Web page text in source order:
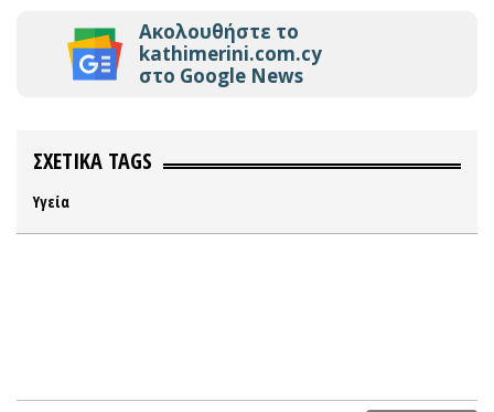
Ακολουθήστε το
kathimerini.com.cy
στο Google News
ΣΧΕΤΙΚΑ TAGS
Υγεία